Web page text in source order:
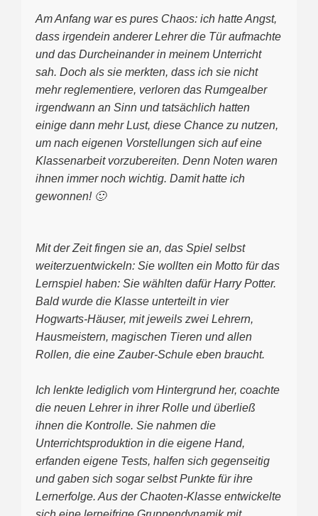
Am Anfang war es pures Chaos: ich hatte Angst,
dass irgendein anderer Lehrer die Tür aufmachte
und das Durcheinander in meinem Unterricht
sah. Doch als sie merkten, dass ich sie nicht
mehr reglementiere, verloren das Rumgealber
irgendwann an Sinn und tatsächlich hatten
einige dann mehr Lust, diese Chance zu nutzen,
um nach eigenen Vorstellungen sich auf eine
Klassenarbeit vorzubereiten. Denn Noten waren
ihnen immer noch wichtig. Damit hatte ich
gewonnen! 🙂
Mit der Zeit fingen sie an, das Spiel selbst
weiterzuentwickeln: Sie wollten ein Motto für das
Lernspiel haben: Sie wählten dafür Harry Potter.
Bald wurde die Klasse unterteilt in vier
Hogwarts-Häuser, mit jeweils zwei Lehrern,
Hausmeistern, magischen Tieren und allen
Rollen, die eine Zauber-Schule eben braucht.
Ich lenkte lediglich vom Hintergrund her, coachte
die neuen Lehrer in ihrer Rolle und überließ
ihnen die Kontrolle. Sie nahmen die
Unterrichtsproduktion in die eigene Hand,
erfanden eigene Tests, halfen sich gegenseitig
und gaben sich sogar selbst Punkte für ihre
Lernerfolge. Aus der Chaoten-Klasse entwickelte